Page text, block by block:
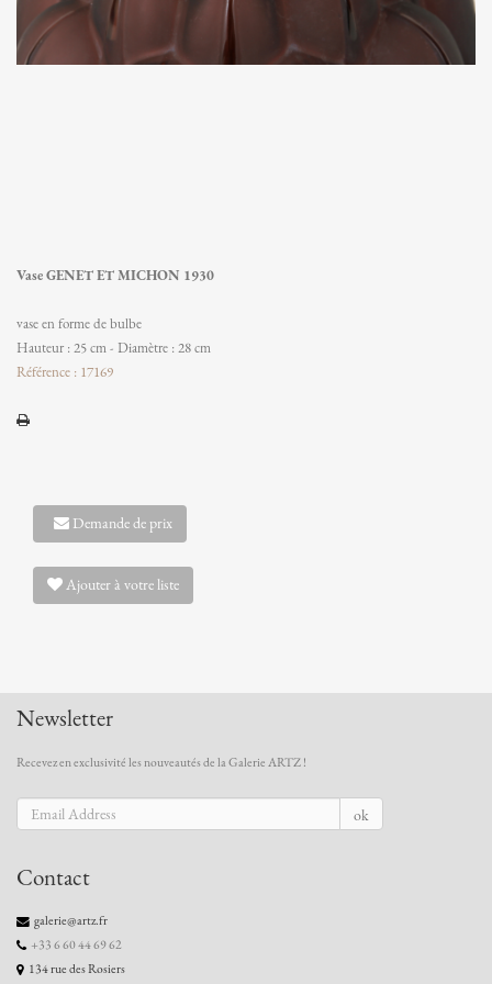
Vase GENET ET MICHON 1930
vase en forme de bulbe
Hauteur : 25 cm - Diamètre : 28 cm
Référence : 17169
Demande de prix
Ajouter à votre liste
Newsletter
Recevez en exclusivité les nouveautés de la Galerie ARTZ !
ok
Contact
galerie@artz.fr
+33 6 60 44 69 62
134 rue des Rosiers